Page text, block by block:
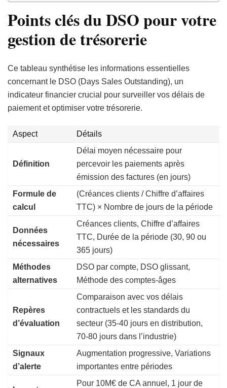
Points clés du DSO pour votre
gestion de trésorerie
Ce tableau synthétise les informations essentielles
concernant le DSO (Days Sales Outstanding), un
indicateur financier crucial pour surveiller vos délais de
paiement et optimiser votre trésorerie.
Aspect Détails
Définition
Délai moyen nécessaire pour
percevoir les paiements après
émission des factures (en jours)
Formule de
calcul
(Créances clients / Chiffre d’affaires
TTC) × Nombre de jours de la période
Données
nécessaires
Créances clients, Chiffre d’affaires
TTC, Durée de la période (30, 90 ou
365 jours)
Méthodes
alternatives
DSO par compte, DSO glissant,
Méthode des comptes-âges
Repères
d’évaluation
Comparaison avec vos délais
contractuels et les standards du
secteur (35-40 jours en distribution,
70-80 jours dans l’industrie)
Signaux
d’alerte
Augmentation progressive, Variations
importantes entre périodes
Pour 10M€ de CA annuel, 1 jour de